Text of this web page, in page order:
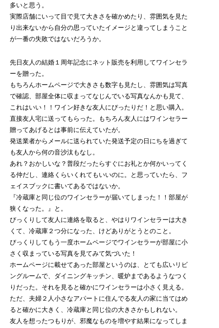
多いと思う。
実際店舗にいって目で見て大きさを確かめたり、雰囲気を見た
り出来ないから自分の思っていたイメージと違ってしまうこと
が一番の失敗ではないだろうか。
先日友人の結婚１周年記念にネット販売を利用してワインセラ
ーを贈った。
もちろんホームページで大きさも数字も見たし、雰囲気は写真
で確認、部屋全体に収まってなじんでいる写真なんかも見て、
これはいい！！ワイン好きな友人にぴったりだ！と思い購入。
直接友人宅に送ってもらった。もちろん友人にはワインセラー
贈ってあげるとは事前に伝えていたが。
発送業者からメールに送られていた発送予定の日にちを過ぎて
も友人から何の音沙汰もなし。
あれ？おかしいな？普段だったらすぐにお礼とか何かいってく
る仲だし、連絡くらいくれてもいいのに。と思っていたら、フ
ェイスブックに書いてあるではないか。
『冷蔵庫と同じ位のワインセラーが届いてしまった！！部屋が
狭くなった。』と。
びっくりして友人に連絡を取ると、やはりワインセラーは大き
くて、冷蔵庫２つ分になった、けどありがとうとのこと。
びっくりしてもう一度ホームページでワインセラーが部屋に小
さく収まっている写真を見てみて気づいた！
ホームページに載せてあった部屋というのは、とても広いリビ
ングルームで、ダイニングキッチン、暖炉まであるようなつく
りだった。それを見ると確かにワインセラーは小さく見える。
ただ、夫婦２人小さなアパートに住んでる友人の家に当てはめ
ると確かに大きく、冷蔵庫と同じ位の大きさかもしれない。
友人を想ったつもりが、邪魔なものを増やす結果になってしま